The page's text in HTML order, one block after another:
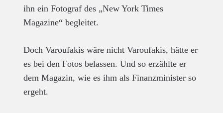
ihn ein Fotograf des „New York Times
Magazine“ begleitet.
Doch Varoufakis wäre nicht Varoufakis, hätte er
es bei den Fotos belassen. Und so erzählte er
dem Magazin, wie es ihm als Finanzminister so
ergeht.